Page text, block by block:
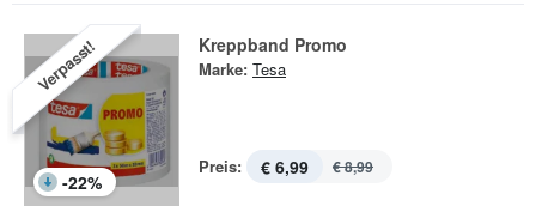
Verpasst!
-22%
Kreppband Promo
Marke: Tesa
Preis: € 6,99 € 8,99